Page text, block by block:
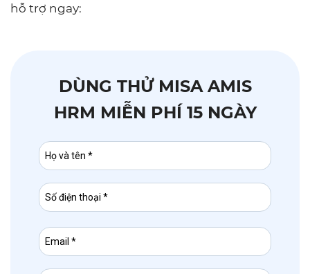
hỗ trợ ngay:
DÙNG THỬ MISA AMIS
HRM MIỄN PHÍ 15 NGÀY